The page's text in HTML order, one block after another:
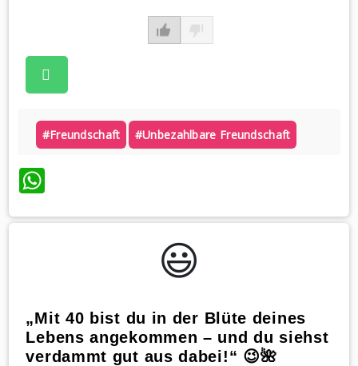
#freundschaft #unbezahlbare Freundschaft
WhatsApp
😃️
„Mit 40 bist du in der Blüte deines
Lebens angekommen – und du siehst
verdammt gut aus dabei!“ 😉🌺